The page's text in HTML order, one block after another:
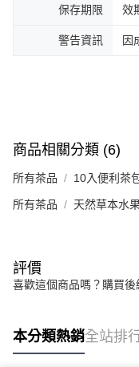
保存期限 效
警告資訊 因
商品相關分類 (6)
所有茶品 10入便利茶
所有茶品 天然草本水
評價
喜歡這個商品嗎？購買
本分類熱銷全站排